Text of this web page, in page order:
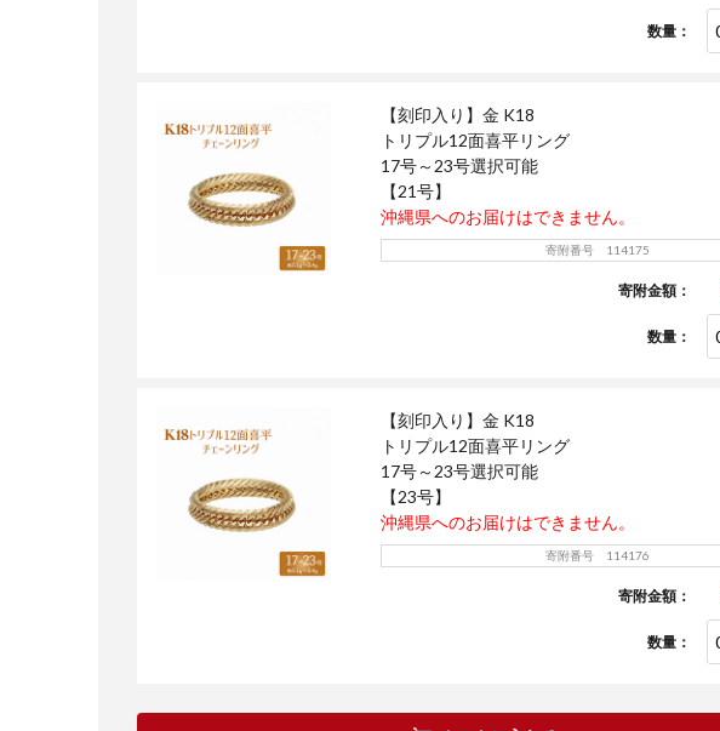
数量：
【刻印入り】金 K18
トリプル12面喜平リング
17号～23号選択可能
【21号】
沖縄県へのお届けはできません。
寄附番号 114175
寄附金額：
数量：
【刻印入り】金 K18
トリプル12面喜平リング
17号～23号選択可能
【23号】
沖縄県へのお届けはできません。
寄附番号 114176
寄附金額：
数量：